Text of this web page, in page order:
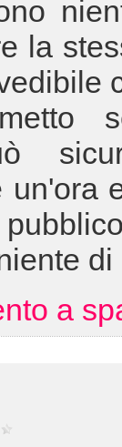
la
un'ora
di
a